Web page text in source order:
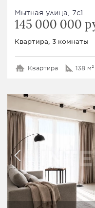
Мытная улица, 7с1
145 000 000
Квартира, 3 комнаты
Квартира 138 м²